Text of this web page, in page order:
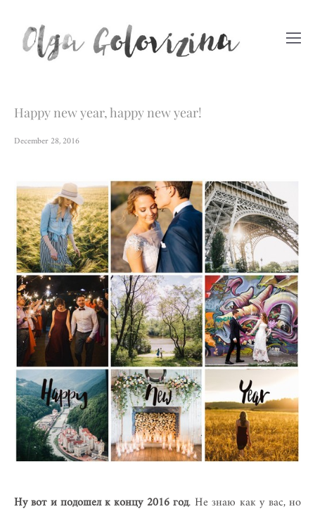
December 28, 2016
Happy new year, happy new year!
Ну вот и подошел к концу 2016 год. Не знаю как у вас, но